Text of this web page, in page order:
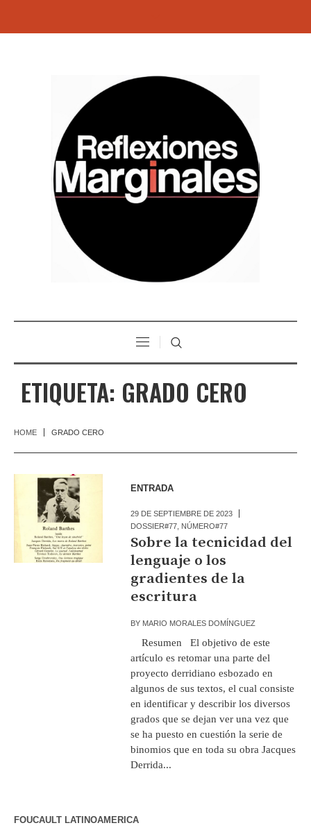
ETIQUETA: GRADO CERO
HOME GRADO CERO
ENTRADA
29 DE SEPTIEMBRE DE 2023
DOSSIER#77 NÚMERO#77
Sobre la tecnicidad del
lenguaje o los
gradientes de la
escritura
BY MARIO MORALES DOMÍNGUEZ
Resumen El objetivo de este
artículo es retomar una parte del
proyecto derridiano esbozado en
algunos de sus textos, el cual consiste
en identificar y describir los diversos
grados que se dejan ver una vez que
se ha puesto en cuestión la serie de
binomios que en toda su obra Jacques
Derrida...
FOUCAULT LATINOAMERICA